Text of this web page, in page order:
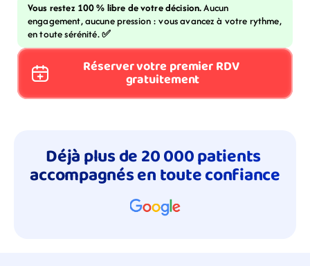
Vous restez 100 % libre de votre décision. Aucun
engagement, aucune pression : vous avancez à votre rythme,
en toute sérénité. ✅
Réserver votre premier RDV
gratuitement
Déjà plus de 20 000 patients
accompagnés en toute confiance